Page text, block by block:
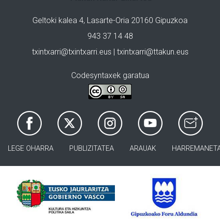
Geltoki kalea 4, Lasarte-Oria 20160 Gipuzkoa
943 37 14 48
txintxarri@txintxarri.eus | txintxarri@ttakun.eus
Codesyntaxek garatua
LEGE OHARRA PUBLIZITATEA ARAUAK